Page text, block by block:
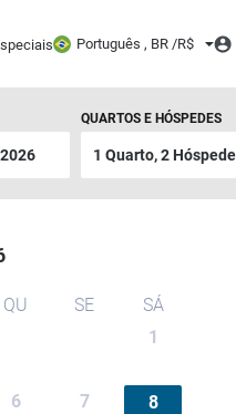
Português , BR /R$
QUARTOS E HÓSPEDES
QU SE
SÁ
1
6 7 8